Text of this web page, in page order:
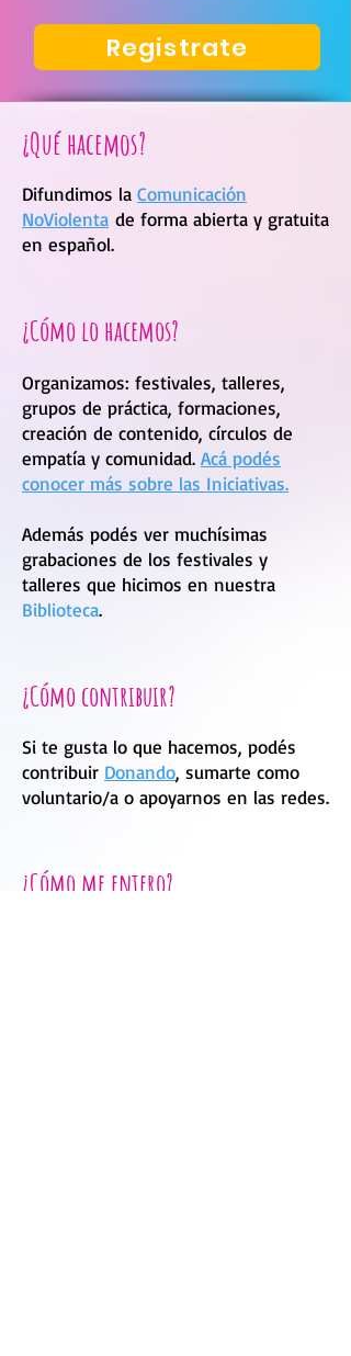
Registrate
¿Qué hacemos?
Difundimos la Comunicación
NoViolenta de forma abierta y gratuita
en español.
¿Cómo lo hacemos?
Organizamos: festivales, talleres,
grupos de práctica, formaciones,
creación de contenido, círculos de
empatía y comunidad. Acá podés
conocer más sobre las Iniciativas.
Además podés ver muchísimas
grabaciones de los festivales y
talleres que hicimos en nuestra
Biblioteca.
¿Cómo contribuir?
Si te gusta lo que hacemos, podés
contribuir Donando, sumarte como
voluntario/a o apoyarnos en las redes.
¿Cómo me entero?